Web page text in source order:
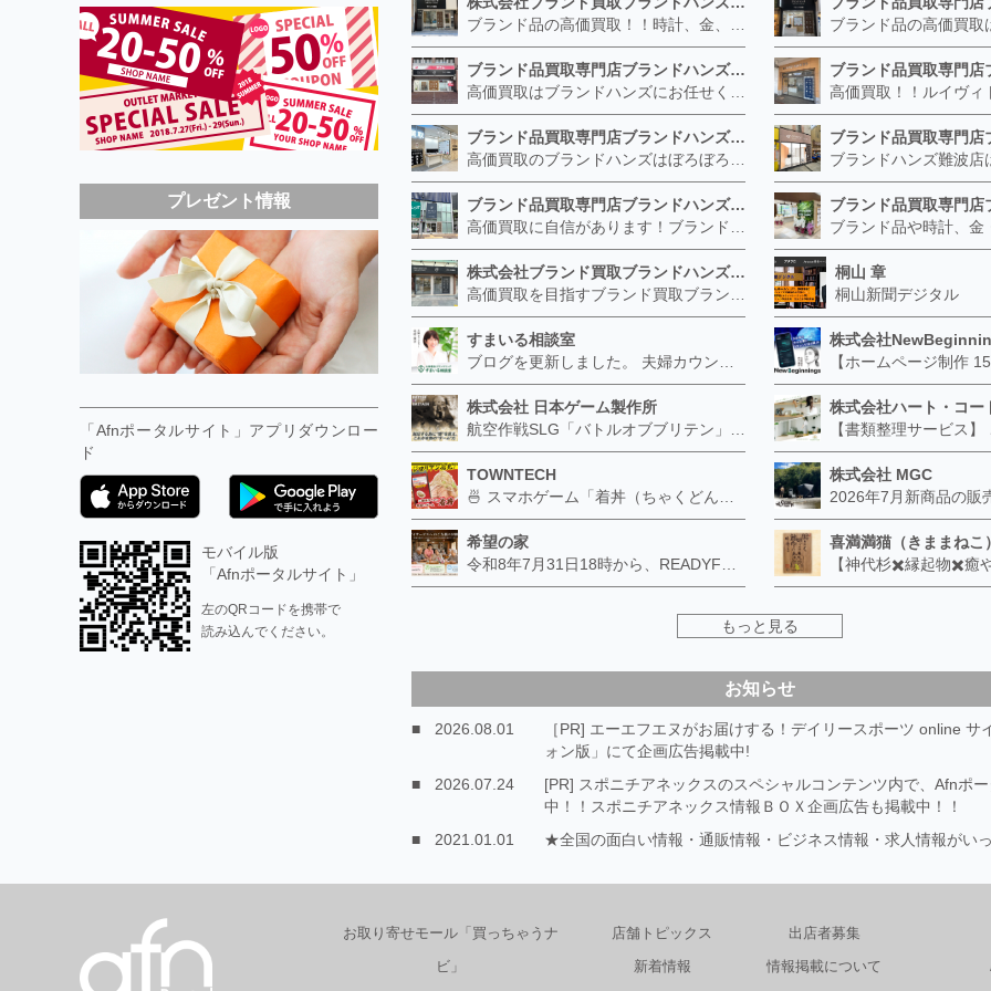
プレゼント情報
「Afnポータルサイト」アプリダウンロー
ド
モバイル版
「Afnポータルサイト」
左のQRコードを携帯で
読み込んでください。
ブランド品買取専門店ブランドハンズ JR西宮店
ブランド品買取専門店ブランドハンズ 枚方ビオルネ店
ブランド品買取専門店ブランドハンズ 梅田茶屋町店
株式会社ブランド買取ブランドハンズ福島店
桐山 章
桐山新聞デジタル
すまいる相談室
株式会社
株式会社 日本ゲーム製作所
株式会社ハート・コー
TOWNTECH
株式会社 MGC
希望の家
喜満満猫（きままねこ）
もっと見る
お知らせ
2026.08.01
［PR] エーエフエヌがお届けする！デイリースポーツ online サ
ォン版」にて企画広告掲載中!
2026.07.24
[PR] スポニチアネックスのスペシャルコンテンツ内で、Afnポ
中！！スポニチアネックス情報ＢＯＸ企画広告も掲載中！！
2021.01.01
★全国の面白い情報・通販情報・ビジネス情報・求人情報がい
お取り寄せモール「買っちゃうナ
ビ」
店舗トピックス
新着情報
出店者募集
情報掲載について